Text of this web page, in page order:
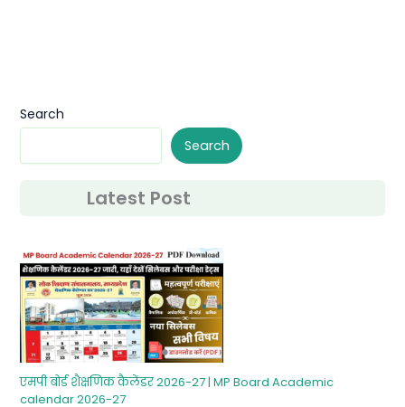
Search
Search
Latest Post
एमपी बोर्ड शैक्षणिक कैलेंडर 2026-27 | MP Board Academic
calendar 2026-27